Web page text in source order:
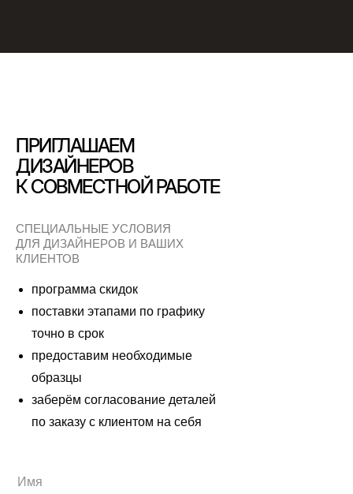
ПРИГЛАШАЕМ
ДИЗАЙНЕРОВ
К СОВМЕСТНОЙ РАБОТЕ
СПЕЦИАЛЬНЫЕ УСЛОВИЯ
ДЛЯ ДИЗАЙНЕРОВ И ВАШИХ
КЛИЕНТОВ
программа скидок
поставки этапами по графику
точно в срок
предоставим необходимые
образцы
заберём согласование деталей
по заказу с клиентом на себя